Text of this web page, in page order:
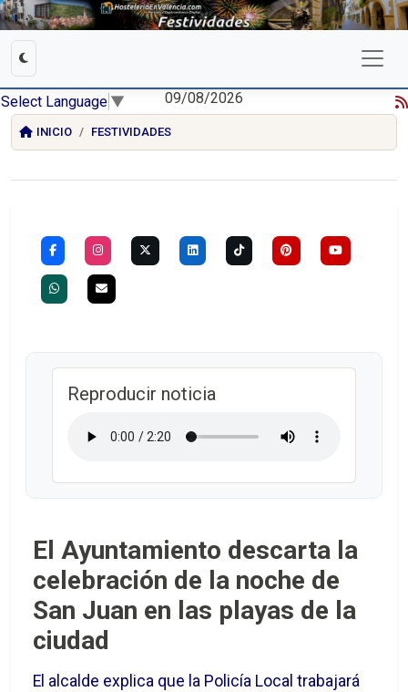
Select Language ▼ 09/08/2026
INICIO FESTIVIDADES
Reproducir noticia
El Ayuntamiento descarta la
celebración de la noche de
San Juan en las playas de la
ciudad
El alcalde explica que la Policía Local trabajará